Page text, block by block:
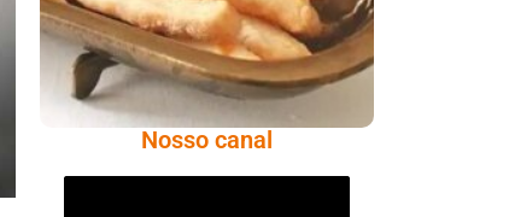
Nosso canal